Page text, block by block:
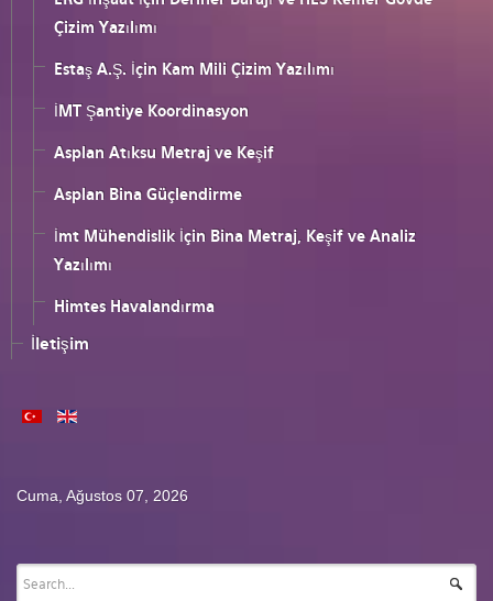
Çizim Yazılımı
Estaş A.Ş. İçin Kam Mili Çizim Yazılımı
İMT Şantiye Koordinasyon
Asplan Atıksu Metraj ve Keşif
Asplan Bina Güçlendirme
İmt Mühendislik İçin Bina Metraj, Keşif ve Analiz
Yazılımı
Himtes Havalandırma
İletişim
Cuma, Ağustos 07, 2026